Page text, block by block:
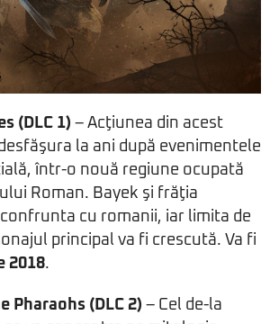
(DLC 1) – Acţiunea din acest
la ani după evenimentele
într-o nouă regiune ocupată
Roman. Bayek şi frăţia
cu romanii, iar limita de
principal va fi crescută. Va fi
2018.
Pharaohs (DLC 2) – Cel de-la